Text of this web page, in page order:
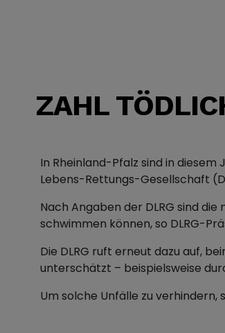
ZAHL
In Rheinland-Pfalz sind in
Lebens-Rettungs-Gesellschaft
Nach Angaben der DLRG sind
schwimmen können, so DLRG-
Die DLRG ruft erneut dazu auf,
unterschätzt – beispielsweise
Um solche Unfälle zu